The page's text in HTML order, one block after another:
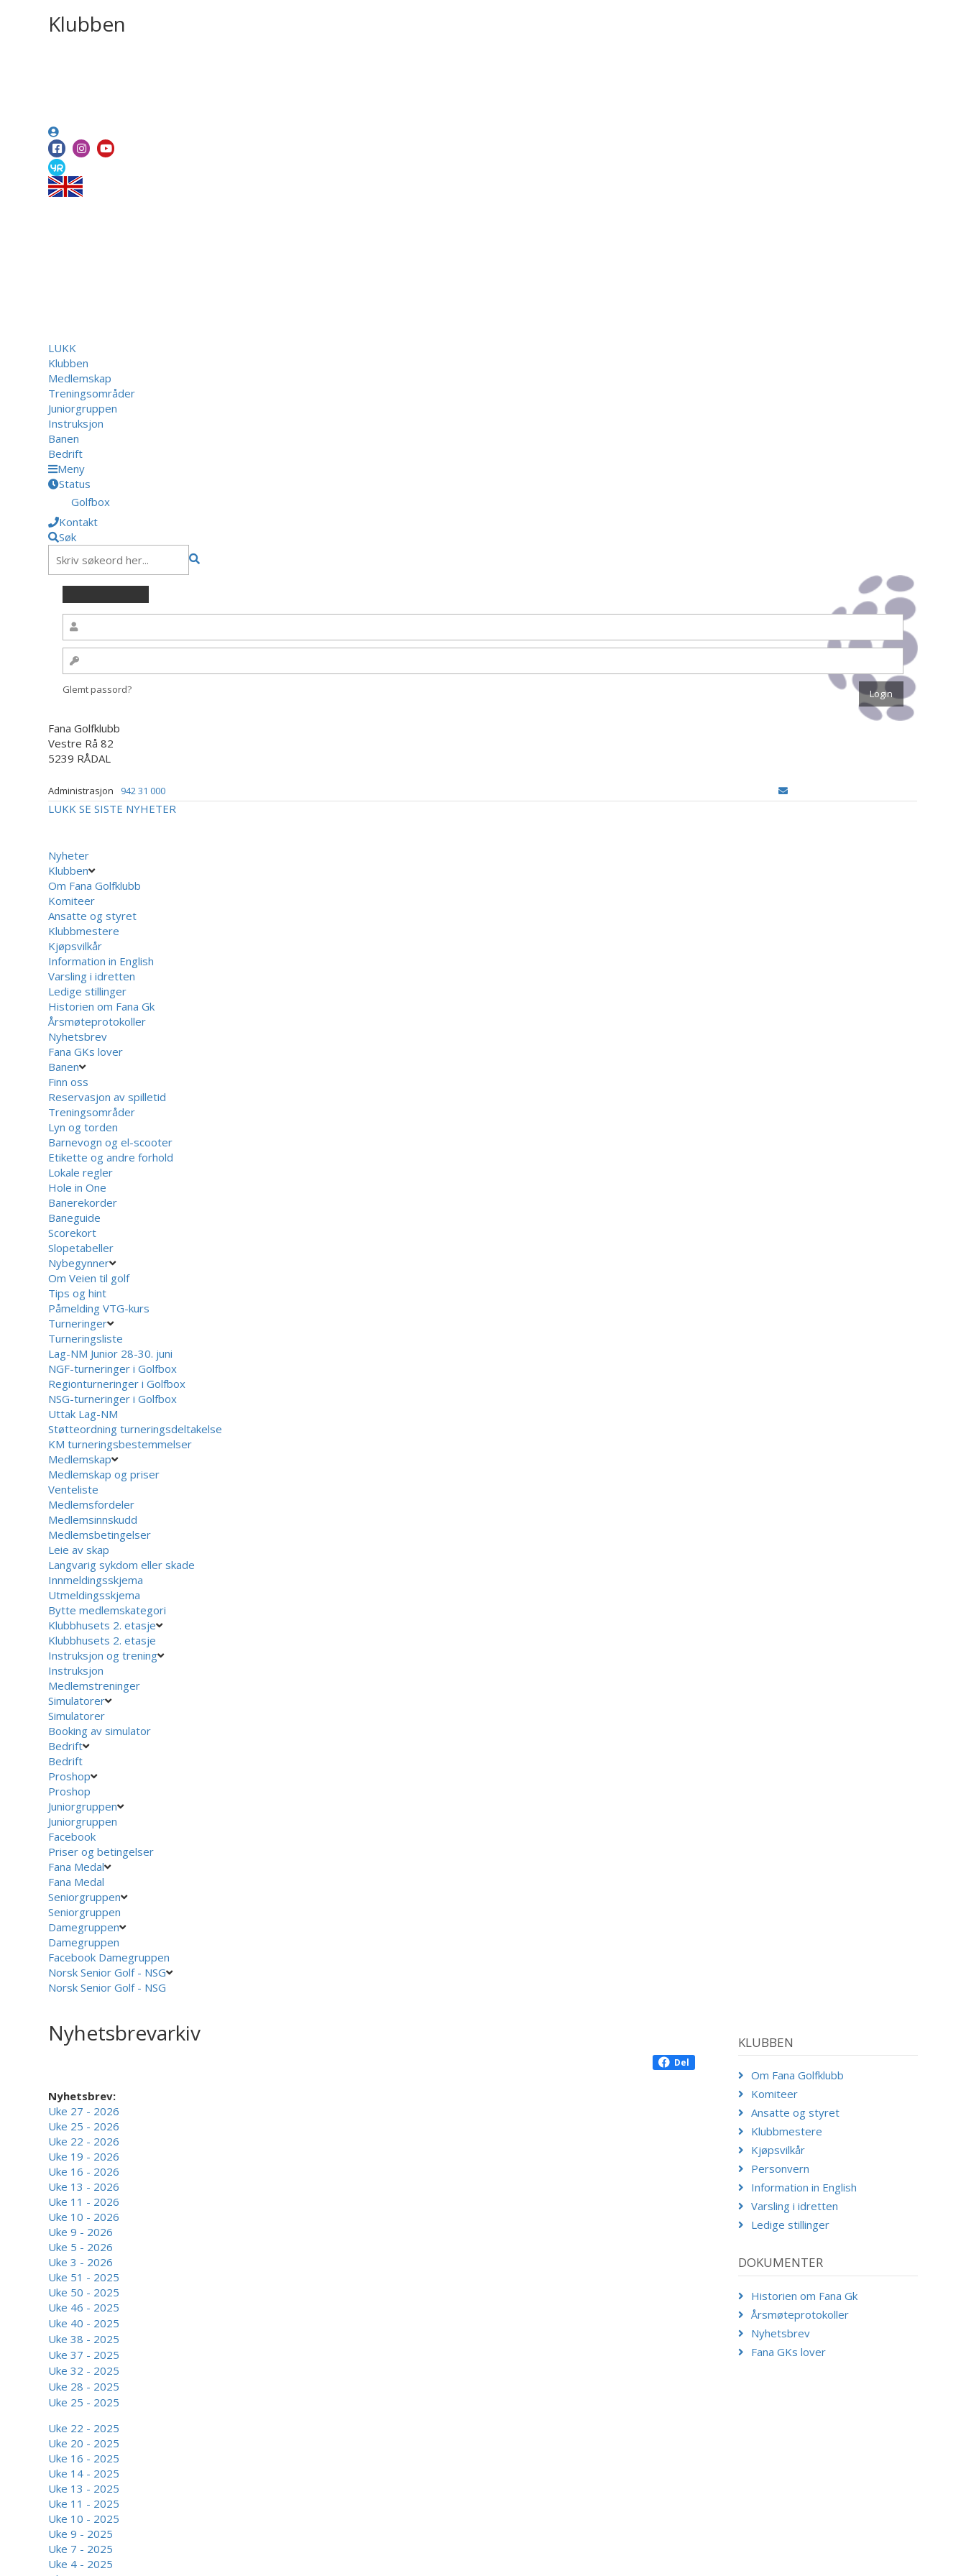
Klubben
LUKK
Klubben
Medlemskap
Treningsområder
Juniorgruppen
Instruksjon
Banen
Bedrift
Meny
Status
Golfbox
Kontakt
Søk
Glemt passord?
Fana Golfklubb
Vestre Rå 82
5239 RÅDAL
Administrasjon 942 31 000
LUKK SE SISTE NYHETER
Nyheter
Klubben
Om Fana Golfklubb
Komiteer
Ansatte og styret
Klubbmestere
Kjøpsvilkår
Information in English
Varsling i idretten
Ledige stillinger
Historien om Fana Gk
Årsmøteprotokoller
Nyhetsbrev
Fana GKs lover
Banen
Finn oss
Reservasjon av spilletid
Treningsområder
Lyn og torden
Barnevogn og el-scooter
Etikette og andre forhold
Lokale regler
Hole in One
Banerekorder
Baneguide
Scorekort
Slopetabeller
Nybegynner
Om Veien til golf
Tips og hint
Påmelding VTG-kurs
Turneringer
Turneringsliste
Lag-NM Junior 28-30. juni
NGF-turneringer i Golfbox
Regionturneringer i Golfbox
NSG-turneringer i Golfbox
Uttak Lag-NM
Støtteordning turneringsdeltakelse
KM turneringsbestemmelser
Medlemskap
Medlemskap og priser
Venteliste
Medlemsfordeler
Medlemsinnskudd
Medlemsbetingelser
Leie av skap
Langvarig sykdom eller skade
Innmeldingsskjema
Utmeldingsskjema
Bytte medlemskategori
Klubbhusets 2. etasje
Klubbhusets 2. etasje
Instruksjon og trening
Instruksjon
Medlemstreninger
Simulatorer
Simulatorer
Booking av simulator
Bedrift
Bedrift
Proshop
Proshop
Juniorgruppen
Juniorgruppen
Facebook
Priser og betingelser
Fana Medal
Fana Medal
Seniorgruppen
Seniorgruppen
Damegruppen
Damegruppen
Facebook Damegruppen
Norsk Senior Golf - NSG
Norsk Senior Golf - NSG
Nyhetsbrevarkiv
Del
Nyhetsbrev:
Uke 27 - 2026
Uke 25 - 2026
Uke 22 - 2026
Uke 19 - 2026
Uke 16 - 2026
Uke 13 - 2026
Uke 11 - 2026
Uke 10 - 2026
Uke 9 - 2026
Uke 5 - 2026
Uke 3 - 2026
Uke 51 - 2025
Uke 50 - 2025
Uke 46 - 2025
Uke 40 - 2025
Uke 38 - 2025
Uke 37 - 2025
Uke 32 - 2025
Uke 28 - 2025
Uke 25 - 2025
Uke 22 - 2025
Uke 20 - 2025
Uke 16 - 2025
Uke 14 - 2025
Uke 13 - 2025
Uke 11 - 2025
Uke 10 - 2025
Uke 9 - 2025
Uke 7 - 2025
Uke 4 - 2025
KLUBBEN
Om Fana Golfklubb
Komiteer
Ansatte og styret
Klubbmestere
Kjøpsvilkår
Personvern
Information in English
Varsling i idretten
Ledige stillinger
DOKUMENTER
Historien om Fana Gk
Årsmøteprotokoller
Nyhetsbrev
Fana GKs lover